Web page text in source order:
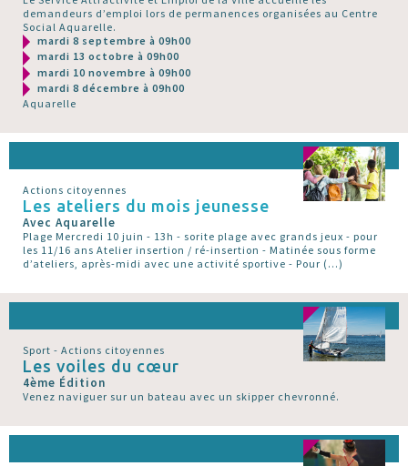
demandeurs d’emploi lors de permanences organisées au Centre
Social Aquarelle.
mardi 8 septembre à 09h00
mardi 13 octobre à 09h00
mardi 10 novembre à 09h00
mardi 8 décembre à 09h00
Aquarelle
Actions citoyennes
Les ateliers du mois jeunesse
Avec Aquarelle
Plage Mercredi 10 juin - 13h - sorite plage avec grands jeux - pour
les 11/16 ans Atelier insertion / ré-insertion - Matinée sous forme
d’ateliers, après-midi avec une activité sportive - Pour (…)
Sport - Actions citoyennes
Les voiles du cœur
4ème Édition
Venez naviguer sur un bateau avec un skipper chevronné.